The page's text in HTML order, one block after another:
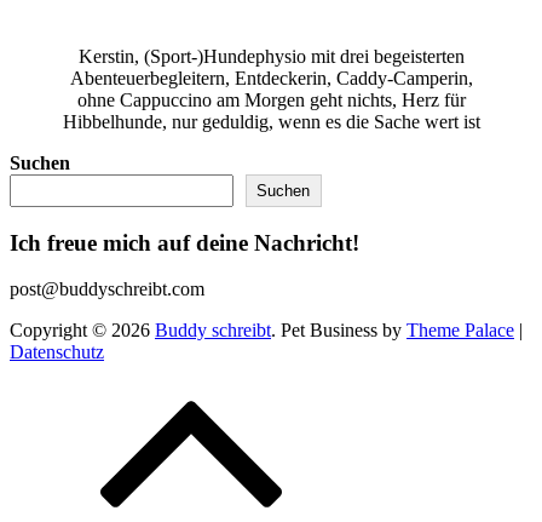
Kerstin, (Sport-)Hundephysio mit drei begeisterten
Abenteuerbegleitern, Entdeckerin, Caddy-Camperin,
ohne Cappuccino am Morgen geht nichts, Herz für
Hibbelhunde, nur geduldig, wenn es die Sache wert ist
Suchen
Suchen
Ich freue mich auf deine Nachricht!
post@buddyschreibt.com
Copyright © 2026 Buddy schreibt. Pet Business by Theme Palace |
Datenschutz